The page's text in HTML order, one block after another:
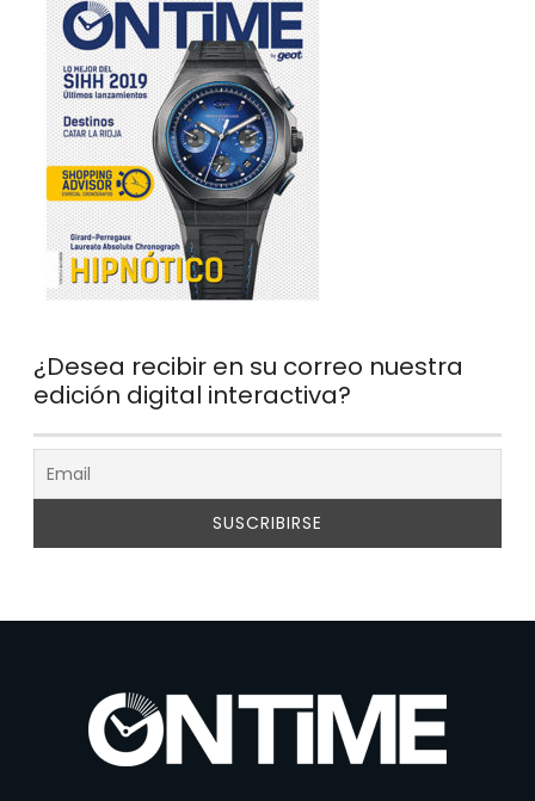
¿Desea recibir en su correo nuestra
edición digital interactiva?